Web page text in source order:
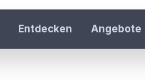
Entdecken Angebote